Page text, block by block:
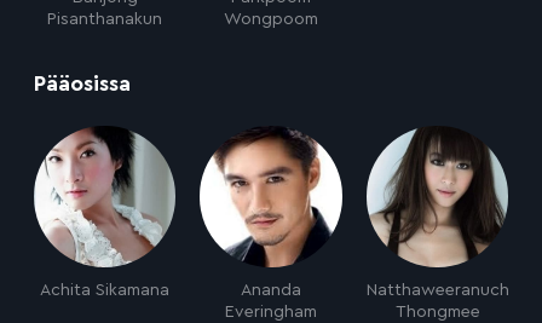
Pisanthanakun
Wongpoom
Pääosissa
Achita Sikamana
Ananda
Everingham
Natthaweeranuch
Thongmee